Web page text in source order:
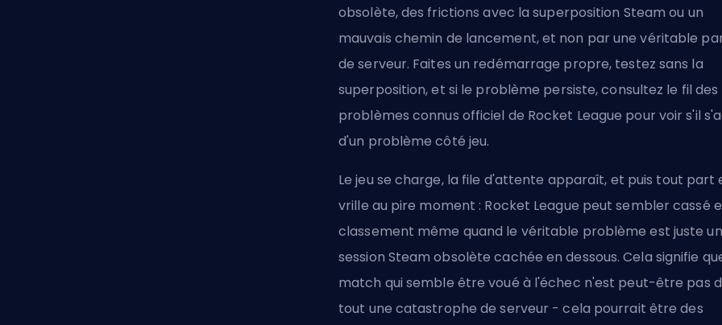
obsolète, des frictions avec lasuperposition Steam ou un
mauvais chemin de lancement, et non par une véritable
de serveur. Faites un redémarrage propre, testez sans la
superposition, et si le problème persiste, consultez le fil des
problèmes connus officiel de Rocket League pour voir s'il
d'un problème côté jeu.
Le jeu se charge, la file d'attente apparaît, et puis tout part
vrille au pire moment : Rocket League peut sembler cassé
classement même quand le véritable problème est juste
session Steam obsolète cachée en dessous. Cela signifie
match qui semble être voué à l'échec n'est peut-être pas
tout une catastrophe de serveur - cela pourrait être des